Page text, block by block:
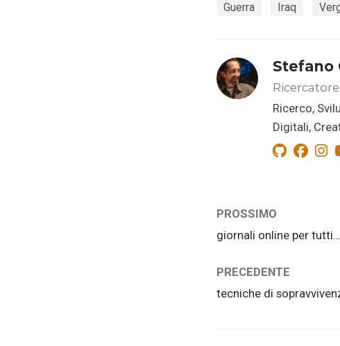
Guerra Iraq
Stefano
Ricerco,
Digitali,
PROSSIMO
giornali online per tutti…
PRECEDENTE
tecniche di